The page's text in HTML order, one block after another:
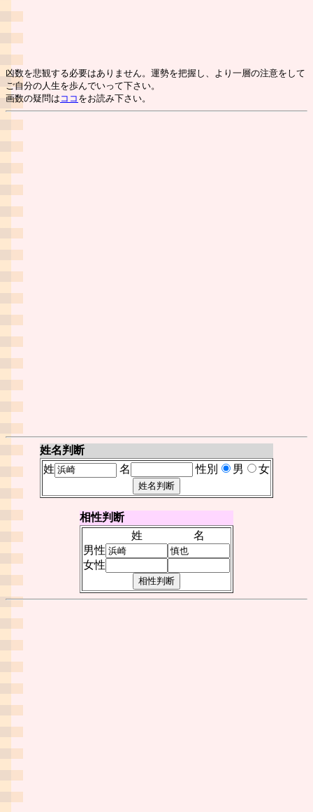
凶数を悲観する必要はありません。運勢を把握し、より一層の注意をして
ご自分の人生を歩んでいって下さい。
画数の疑問は ココ をお読み下さい。
姓名判断
姓
名 性別 男 女
相性判断
姓
名
男性
女性